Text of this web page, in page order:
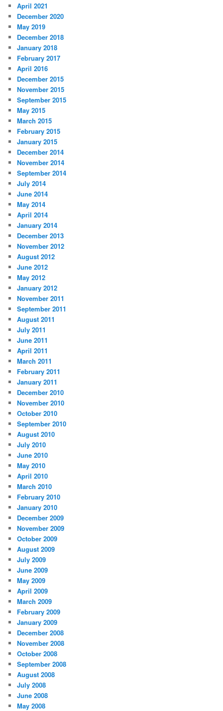
h
April 2021
December 2020
May 2019
December 2018
January 2018
February 2017
April 2016
December 2015
November 2015
September 2015
May 2015
March 2015
February 2015
January 2015
December 2014
November 2014
September 2014
July 2014
June 2014
May 2014
April 2014
January 2014
December 2013
November 2012
August 2012
June 2012
May 2012
January 2012
November 2011
September 2011
August 2011
July 2011
June 2011
April 2011
March 2011
February 2011
January 2011
December 2010
November 2010
October 2010
September 2010
August 2010
July 2010
June 2010
May 2010
April 2010
March 2010
February 2010
January 2010
December 2009
November 2009
October 2009
August 2009
July 2009
June 2009
May 2009
April 2009
March 2009
February 2009
January 2009
December 2008
November 2008
October 2008
September 2008
August 2008
July 2008
June 2008
May 2008